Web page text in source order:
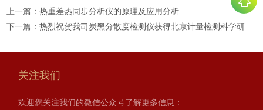
上一篇：热重差热同步分析仪的原理及应用分析
下一篇：热烈祝贺我司炭黑分散度检测仪获得北京计量检测科学研究院校准证书
关注我们
欢迎您关注我们的微信公众号了解更多信息：